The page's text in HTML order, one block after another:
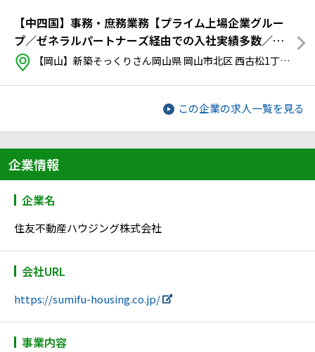
【中四国】事務・庶務業務【プライム上場企業グルー
プ／ゼネラルパートナーズ経由での入社実績多数／事
務未経験の方も歓迎！特別なスキルは不要！】
【岡山】新築そっくりさん岡山県 岡山市北区 西古松1丁目7番3号
この企業の求人一覧を見る
企業情報
企業名
住友不動産ハウジング株式会社
会社URL
https://sumifu-housing.co.jp/
事業内容